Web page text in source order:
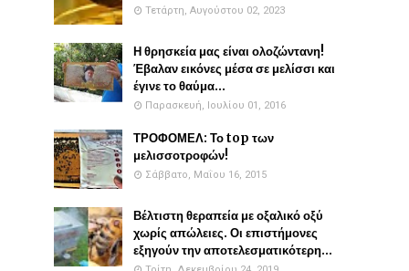
Τετάρτη, Αυγούστου 02, 2023
Η θρησκεία μας είναι ολοζώντανη!
Έβαλαν εικόνες μέσα σε μελίσσι και
έγινε το θαύμα...
Παρασκευή, Ιουλίου 01, 2016
ΤΡΟΦΟΜΕΛ: Το top των
μελισσοτροφών!
Σάββατο, Μαΐου 16, 2015
Βέλτιστη θεραπεία με οξαλικό οξύ
χωρίς απώλειες. Οι επιστήμονες
εξηγούν την αποτελεσματικότερη...